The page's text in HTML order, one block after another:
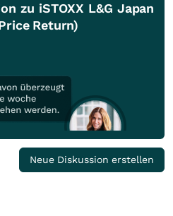
zu iSTOXX L&G Japan
Return)
Neue Diskussion erstellen